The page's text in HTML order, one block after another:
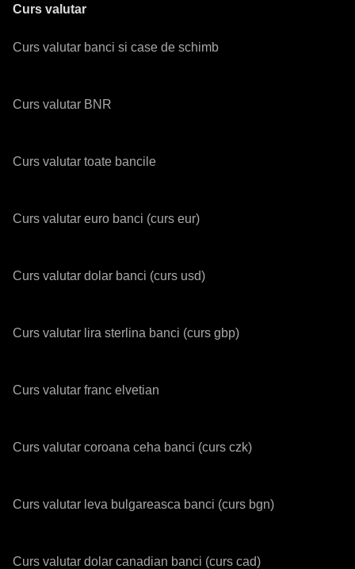
Curs valutar
Curs valutar banci si case de schimb
Curs valutar BNR
Curs valutar toate bancile
Curs valutar euro banci (curs eur)
Curs valutar dolar banci (curs usd)
Curs valutar lira sterlina banci (curs gbp)
Curs valutar franc elvetian
Curs valutar coroana ceha banci (curs czk)
Curs valutar leva bulgareasca banci (curs bgn)
Curs valutar dolar canadian banci (curs cad)